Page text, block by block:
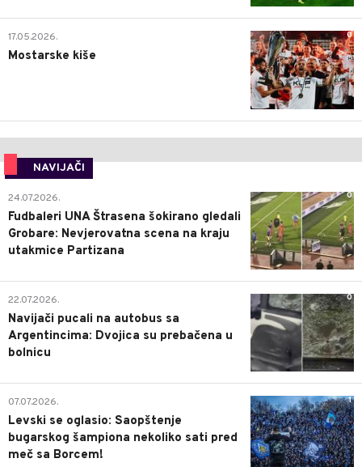
0
17.05.2026.
Mostarske kiše
NAVIJAČI
0
24.07.2026.
Fudbaleri UNA Štrasena šokirano gledali
Grobare: Nevjerovatna scena na kraju
utakmice Partizana
0
22.07.2026.
Navijači pucali na autobus sa
Argentincima: Dvojica su prebačena u
bolnicu
1
07.07.2026.
Levski se oglasio: Saopštenje
bugarskog šampiona nekoliko sati pred
meč sa Borcem!